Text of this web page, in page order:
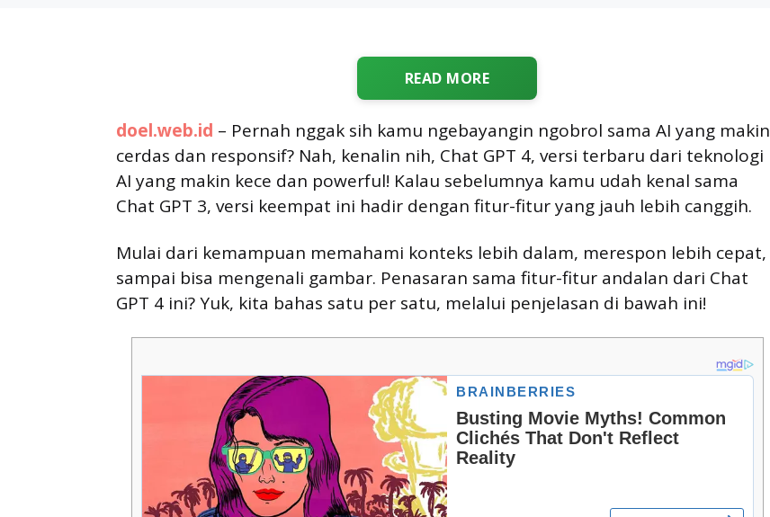
READ MORE
doel.web.id – Pernah nggak sih kamu ngebayangin ngobrol sama AI yang makin
cerdas dan responsif? Nah, kenalin nih, Chat GPT 4, versi terbaru dari teknologi
AI yang makin kece dan powerful! Kalau sebelumnya kamu udah kenal sama
Chat GPT 3, versi keempat ini hadir dengan fitur-fitur yang jauh lebih canggih.
Mulai dari kemampuan memahami konteks lebih dalam, merespon lebih cepat,
sampai bisa mengenali gambar. Penasaran sama fitur-fitur andalan dari Chat
GPT 4 ini? Yuk, kita bahas satu per satu, melalui penjelasan di bawah ini!